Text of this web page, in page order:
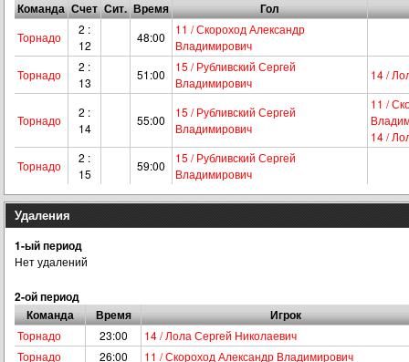
Команда Счет Сит. Время Гол
Торнадо
2 :
12
48:00
11 / Скороход Александр
Владимирович
Торнадо
2 :
13
51:00
15 / Рубливский Сергей
Владимирович
14 /
Торнадо
2 :
14
55:00
15 / Рубливский Сергей
Владимирович
11 /
14 /
Торнадо
2 :
15
59:00
15 / Рубливский Сергей
Владимирович
Удаления
1-ый период
Нет удалений
2-ой период
Команда
Время Игрок
Торнадо 23:00
14 / Лола Сергей Николаевич
Торнадо
26:00 11 / Скороход Александр Владимирович